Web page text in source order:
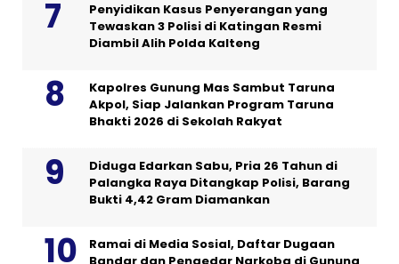
Penyidikan Kasus Penyerangan yang
Tewaskan 3 Polisi di Katingan Resmi
Diambil Alih Polda Kalteng
Kapolres Gunung Mas Sambut Taruna
Akpol, Siap Jalankan Program Taruna
Bhakti 2026 di Sekolah Rakyat
Diduga Edarkan Sabu, Pria 26 Tahun di
Palangka Raya Ditangkap Polisi, Barang
Bukti 4,42 Gram Diamankan
Ramai di Media Sosial, Daftar Dugaan